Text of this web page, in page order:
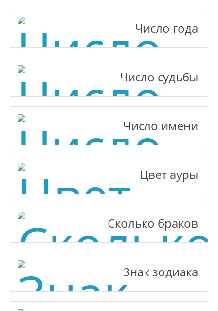
Число года
Число судьбы
Число имени
Цвет ауры
Сколько браков
Знак зодиака